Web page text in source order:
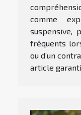
comme
suspensive,
fréquents
ou d’un
article garantit